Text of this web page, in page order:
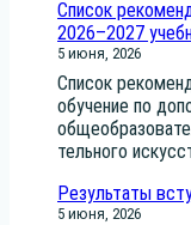
Список
2026–2027
5 июня, 2026
Спи­сок
обу­че­ние по
тель­но­го
Результаты
5 июня, 2026